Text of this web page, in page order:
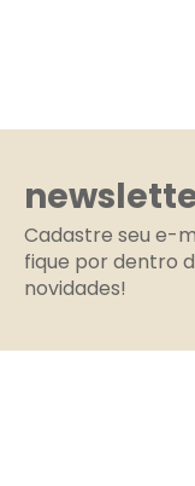
Cadastre seu e-
fique por dentro
novidades!